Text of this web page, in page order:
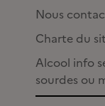
Nous
Charte du
Alcool info
sourdes ou